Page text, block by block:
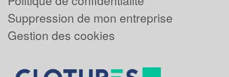
Suppression de mon entreprise
Gestion des cookies